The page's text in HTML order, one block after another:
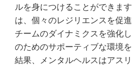
ルを身につけることができま
は、個々のレジリエンスを促進
チームのダイナミクスを強化
のためのサポーティブな環境
結果、メンタルヘルスはアス